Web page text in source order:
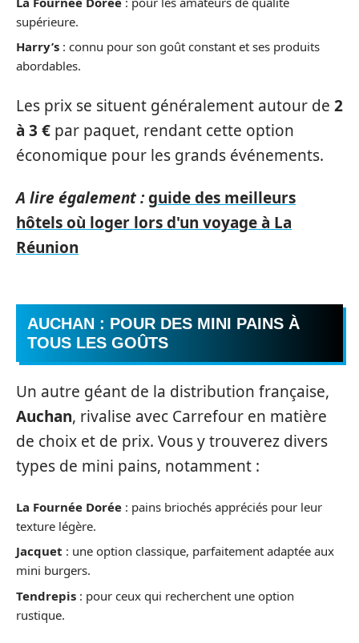
supérieure.
Harry’s : connu pour son goût constant et ses produits
abordables.
Les prix se situent généralement autour de 2
à 3 € par paquet, rendant cette option
économique pour les grands événements.
A lire également :guide des meilleurs
hôtels où loger lors d'un voyage à La
Réunion
AUCHAN : POUR DES MINI PAINS À
TOUS LES GOÛTS
Un autre géant de la distribution française,
Auchan, rivalise avec Carrefour en matière
de choix et de prix. Vous y trouverez divers
types de mini pains, notamment :
La Fournée Dorée : pains briochés appréciés pour leur
texture légère.
Jacquet : une option classique, parfaitement adaptée aux
mini burgers.
Tendrepis : pour ceux qui recherchent une option
rustique.